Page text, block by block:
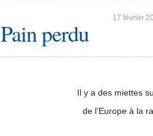
17 février
Pain perdu
Il y a des miettes
de l’Europe à la